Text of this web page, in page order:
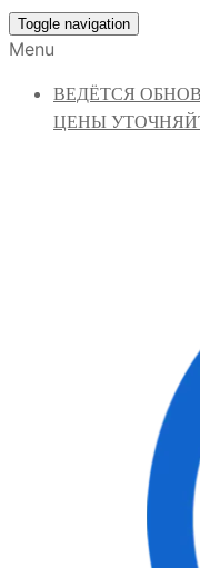
Toggle navigation
Menu
ВЕДЁТСЯ
ЦЕНЫ